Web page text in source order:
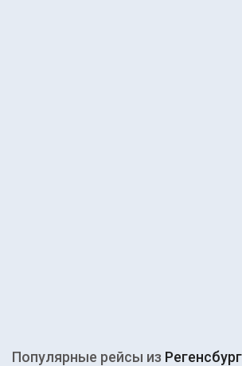
Популярные рейсы из Регенсбург